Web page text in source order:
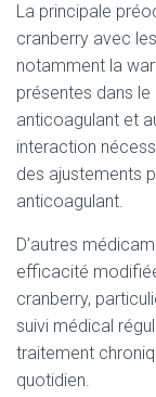
La principale
cranberry avec les
notamment la
présentes dans
anticoagulant et
interaction
des ajustements
anticoagulant.
D’autres
efficacité
cranberry,
suivi médical
traitement
quotidien.